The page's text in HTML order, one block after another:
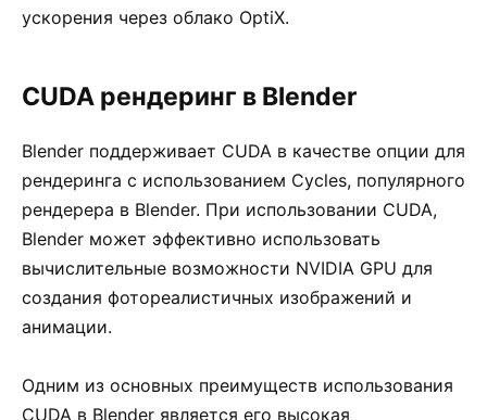
ускорения через облако OptiX.
CUDA рендеринг в Blender
Blender поддерживает CUDA в качестве опции для
рендеринга с использованием Cycles, популярного
рендерера в Blender. При использовании CUDA,
Blender может эффективно использовать
вычислительные возможности NVIDIA GPU для
создания фотореалистичных изображений и
анимации.
Одним из основных преимуществ использования
CUDA в Blender является его высокая